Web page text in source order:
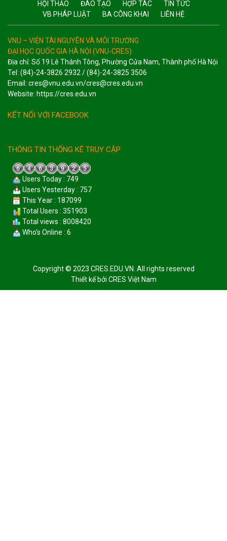
HỘI THẢO
ĐÀO TẠO HỢP TÁC
TIN TỨC
VB PHÁP LUẬT
BA CÔNG KHAI LIÊN HỆ
VNU – VIỆN TÀI NGUYÊN VÀ MÔI TRƯỜNG
ĐẠI HỌC QUỐC GIA HÀ NỘI (VNU-CRES)
Địa chỉ: Số 19 Lê Thánh Tông, Phường Cửa Nam, Thành phố Hà Nội
Tel: (84)-24-3826 2932 / (84)-24-3825 3506
Email: cres@vnu.edu.vn/cres@cres.edu.vn
Website: https://cres.edu.vn
KẾT NỐI VỚI FACEBOOK
THÔNG TIN THỐNG KÊ TRUY CẬP
Users Today : 749
Users Yesterday : 757
This Year : 187099
Total Users : 351903
Total views : 8008420
Who's Online : 6
Copyright © 2023 CRES.EDU.VN. All rights reserved
Thiết kế bởi CRES Việt Nam